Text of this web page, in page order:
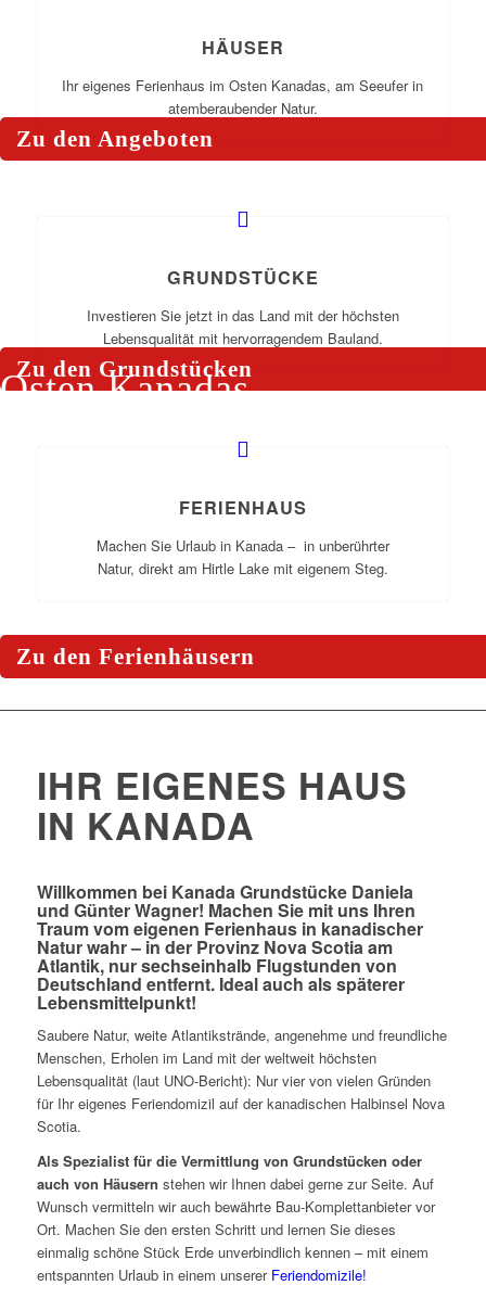
Träumen Sie vom eigenen
Haus in Kanada?
Zu den Angeboten
Grundstücke in
Kanada
Investieren Sie in gutes
Osten Kanadas
Zu den Grundstücken
Urlaub in
Ihr Urlaubsdomizil im Osten
Zu den Ferienhäusern
HÄUSER
Ihr eigenes Ferienhaus im Osten Kanadas, am Seeufer in
atemberaubender Natur.
GRUNDSTÜCKE
Investieren Sie jetzt in das Land mit der höchsten
Lebensqualität mit hervorragendem Bauland.
FERIENHAUS
Machen Sie Urlaub in Kanada – in unberührter
Natur, direkt am Hirtle Lake mit eigenem Steg.
IHR EIGENES HAUS
IN KANADA
Willkommen bei Kanada Grundstücke Daniela
und Günter Wagner! Machen Sie mit uns Ihren
Traum vom eigenen Ferienhaus in kanadischer
Natur wahr – in der Provinz Nova Scotia am
Atlantik, nur sechseinhalb Flugstunden von
Deutschland entfernt. Ideal auch als späterer
Lebensmittelpunkt!
Saubere Natur, weite Atlantikstrände, angenehme und freundliche
Menschen, Erholen im Land mit der weltweit höchsten
Lebensqualität (laut UNO-Bericht): Nur vier von vielen Gründen
für Ihr eigenes Feriendomizil auf der kanadischen Halbinsel Nova
Scotia.
Als Spezialist für die Vermittlung von Grundstücken oder
auch von Häusern stehen wir Ihnen dabei gerne zur Seite. Auf
Wunsch vermitteln wir auch bewährte Bau-Komplettanbieter vor
Ort. Machen Sie den ersten Schritt und lernen Sie dieses
einmalig schöne Stück Erde unverbindlich kennen – mit einem
entspannten Urlaub in einem unserer Feriendomizile!